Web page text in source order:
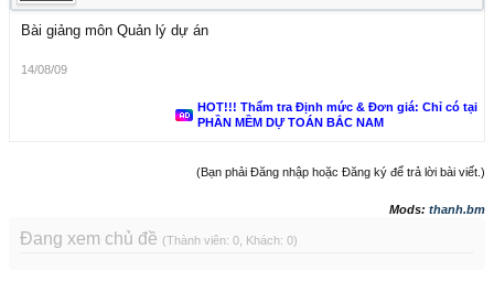
Bài giảng môn Quản lý dự án
14/08/09
HOT!!! Thẩm tra Định mức & Đơn giá: Chỉ có tại
PHẦN MỀM DỰ TOÁN BẮC NAM
(Bạn phải Đăng nhập hoặc Đăng ký để trả lời bài viết.)
Mods: thanh.bm
Đang xem chủ đề (Thành viên: 0, Khách: 0)